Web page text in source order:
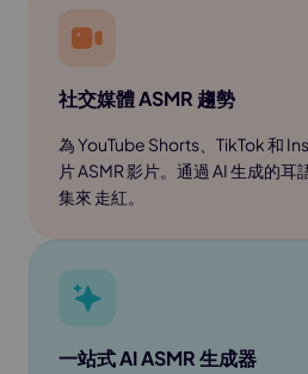
社交媒體 ASMR 趨勢
為 YouTube Shorts、TikTok 和
片 ASMR 影片。通過 AI 生成的
集來 走紅。
一站式 AI ASMR 生成器